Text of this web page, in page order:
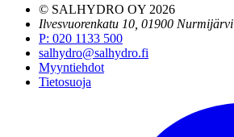
© SALHYDRO OY 2026
Ilvesvuorenkatu 10, 01900 Nurmijärvi
P: 020 1133 500
salhydro@salhydro.fi
Myyntiehdot
Tietosuoja